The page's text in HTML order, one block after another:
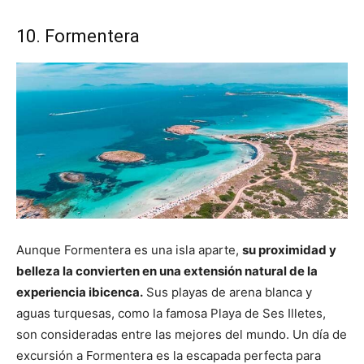
10. Formentera
Aunque Formentera es una isla aparte, su proximidad y
belleza la convierten en una extensión natural de la
experiencia ibicenca. Sus playas de arena blanca y
aguas turquesas, como la famosa Playa de Ses Illetes,
son consideradas entre las mejores del mundo. Un día de
excursión a Formentera es la escapada perfecta para